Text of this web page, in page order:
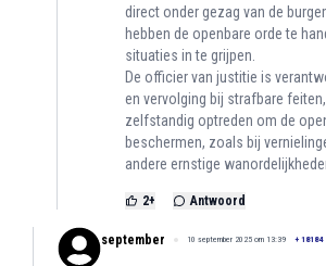
direct onder gezag van de
hebben de openbare orde te
situaties in te grijpen.
De officier van justitie is
en vervolging bij strafbare
zelfstandig optreden om de
beschermen, zoals bij
andere ernstige
2+ Antwoord
september 10 september 2025 om 13:39 + 18184